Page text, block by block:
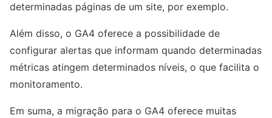
determinadas páginas de um site, por exemplo.
Além disso, o GA4 oferece a possibilidade de
configurar alertas que informam quando determinadas
métricas atingem determinados níveis, o que facilita o
monitoramento.
Em suma, a migração para o GA4 oferece muitas